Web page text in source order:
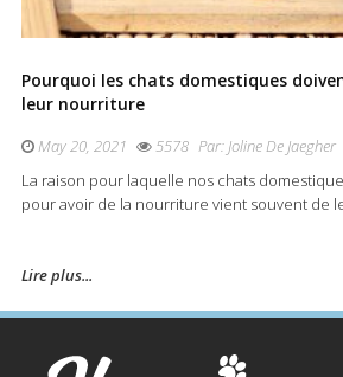
Pourquoi les chats domestiques
leur nourriture
May 20, 2021 5578 Par: Joline De Jaegher
La raison pour laquelle nos chats
pour avoir de la nourriture vient souvent de
Lire plus...